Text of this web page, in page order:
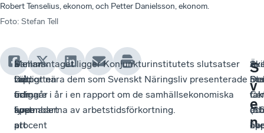
Robert Tenselius, ekonom, och Petter Danielsson, ekonom.
Foto: Stefan Tell
Mellan
två
och
fyra
procent
I
rapporten
framgår
även
att
–
Det
är
uppenbart
att
Sammantaget ligger Konjunkturinstitutets slutsatser
väldigt nära dem som Svenskt Näringsliv presenterade
tidigare i år i en rapport om de samhällsekonomiska
kostnaderna av arbetstidsförkortning.
S
v
e
n
har
–